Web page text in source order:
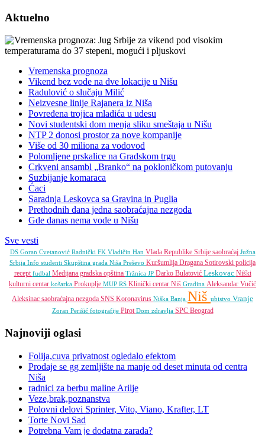
Aktuelno
Vremenska prognoza
Vikend bez vode na dve lokacije u Nišu
Radulović o slučaju Milić
Neizvesne linije Rajanera iz Niša
Povređena trojica mladića u udesu
Novi studentski dom menja sliku smeštaja u Nišu
NTP 2 donosi prostor za nove kompanije
Više od 30 miliona za vodovod
Polomljene prskalice na Gradskom trgu
Crkveni ansambl „Branko“ na pokloničkom putovanju
Suzbijanje komaraca
Ćaci
Saradnja Leskovca sa Gravina in Puglia
Prethodnih dana jedna saobraćajna nezgoda
Gde danas nema vode u Nišu
Sve vesti
DS Goran Cvetanović Radnički FK Vladičin Han Vlada Republike Srbije saobraćaj Južna
Srbija Info studenti Skupština grada Niša Preševo Kuršumlija Dragana Sotirovski policija
receptfudbal Medijana gradska opština Tržnica JP Darko Bulatović Leskovac Niški
kulturni centar košarka Prokuplje MUP RS Klinički centar Niš Gradina Aleksandar Vučić
Aleksinac saobraćajna nezgoda SNS Koronavirus Niška Banja Niš ubistvo Vranje
Zoran Perišić fotografije PirotDom zdravlja SPC Beograd
Najnoviji oglasi
Folija,cuva privatnost ogledalo efektom
Prodaje se gg zemljište na manje od deset minuta od centra
Niša
radnici za berbu maline Arilje
Veze,brak,poznanstva
Polovni delovi Sprinter, Vito, Viano, Krafter, LT
Torte Novi Sad
Potrebna Vam je dodatna zarada?